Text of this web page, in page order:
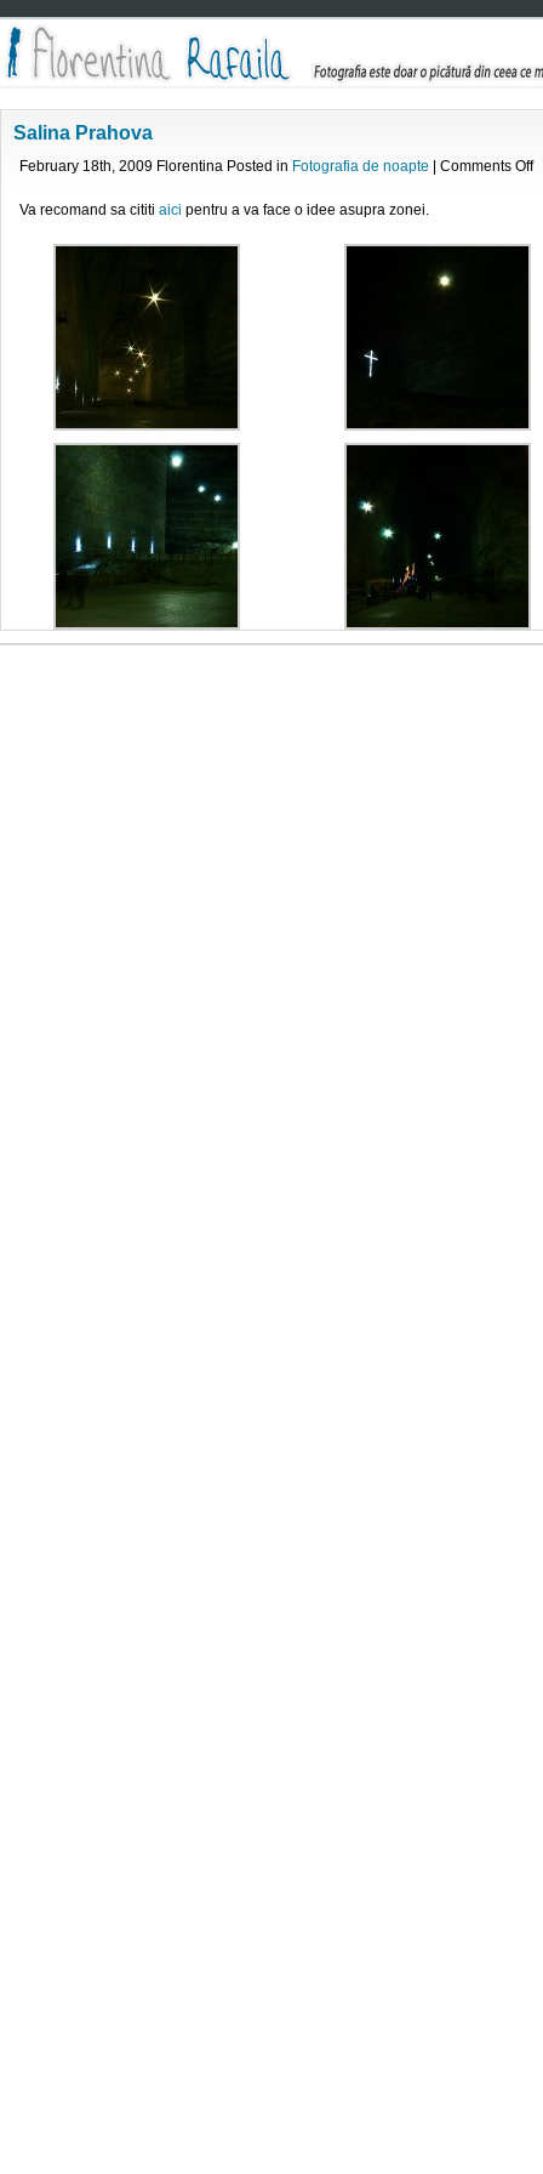
Salina Prahova
February 18th, 2009 Florentina Posted in Fotografia de noapte Comments Off
Va recomand sa cititi aici pentru a va face o idee asupra zonei.